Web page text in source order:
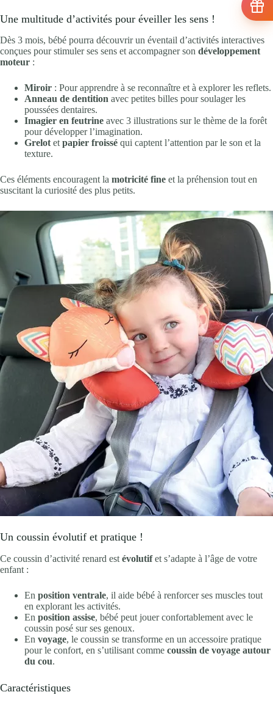
Une multitude d’activités pour éveiller les sens !
Dès 3 mois, bébé pourra découvrir un éventail d’activités interactives
conçues pour stimuler ses sens et accompagner son développement
moteur :
Miroir : Pour apprendre à se reconnaître et à explorer les reflets.
Anneau de dentition avec petites billes pour soulager les
poussées dentaires.
Imagier en feutrine avec 3 illustrations sur le thème de la forêt
pour développer l’imagination.
Grelot et papier froissé qui captent l’attention par le son et la
texture.
Ces éléments encouragent la motricité fine et la préhension tout en
suscitant la curiosité des plus petits.
Un coussin évolutif et pratique !
Ce coussin d’activité renard est évolutifet s’adapte à l’âge de votre
enfant :
En position ventrale, il aide bébé à renforcer ses muscles tout
en explorant les activités.
En position assise, bébé peut jouer confortablement avec le
coussin posé sur ses genoux.
En voyage, le coussin se transforme en un accessoire pratique
pour le confort, en s’utilisant comme coussin de voyage autour
du cou.
Caractéristiques